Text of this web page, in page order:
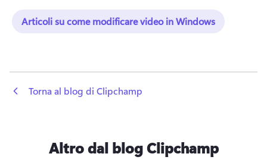
Articoli su come modificare video in Windows
Torna al blog di Clipchamp
Altro dal blog Clipchamp